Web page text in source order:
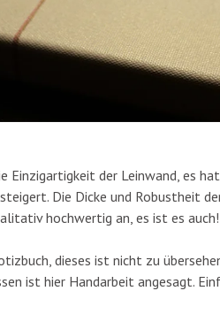
der Leinwand, es
Die Dicke und Robustheit
hochwertig an, es ist es auch!
dieses ist nicht zu
ist hier Handarbeit angesagt.